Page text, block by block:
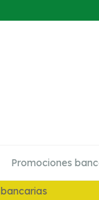
Promociones